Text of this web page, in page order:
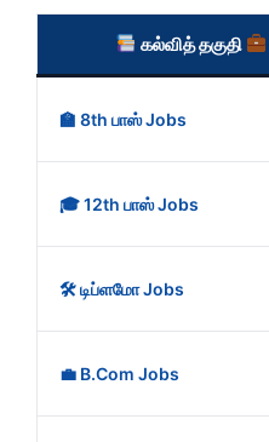
கல்வித் தகுதி
🏫 8th பாஸ் Jobs
🎓 12th பாஸ் Jobs
🛠️ டிப்ளமோ Jobs
💼 B.Com Jobs